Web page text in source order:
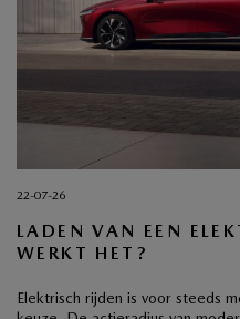
22-07-26
LADEN VAN EEN
WERKT HET?
Elektrisch rijden is voor steeds